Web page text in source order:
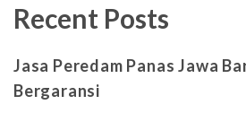
Recent Posts
Jasa Peredam Panas Jawa
Bergaransi